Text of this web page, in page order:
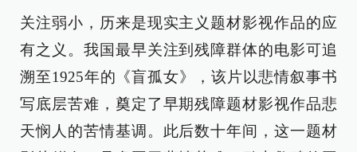
关注弱小，历来是现实主义题材影视作品的应
有之义。我国最早关注到残障群体的电影可追
溯至1925年的《盲孤女》，该片以悲情叙事书
写底层苦难，奠定了早期残障题材影视作品悲
天悯人的苦情基调。此后数十年间，这一题材